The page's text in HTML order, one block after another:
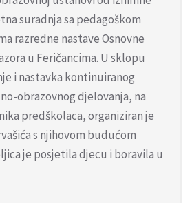
suradnja sa pedagoškom
razredne nastave Osnovne
u Feričancima. U sklopu
i nastavka kontinuiranog
obrazovnog djelovanja, na
predškolaca, organiziran je
s njihovom budućom
je posjetila djecu i boravila u